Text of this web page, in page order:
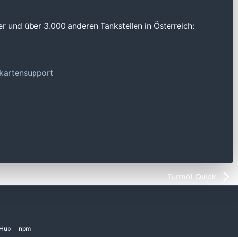
und über 3.000 anderen Tankstellen in Österreich:
Turmöl Quick
npm